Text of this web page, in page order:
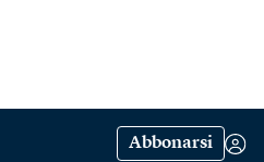
Abbonarsi